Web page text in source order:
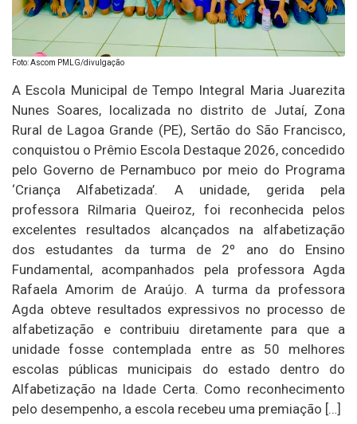
Foto: Ascom PMLG/divulgação
A Escola Municipal de Tempo Integral Maria Juarezita
Nunes Soares, localizada no distrito de Jutaí, Zona
Rural de Lagoa Grande (PE), Sertão do São Francisco,
conquistou o Prêmio Escola Destaque 2026, concedido
pelo Governo de Pernambuco por meio do Programa
‘Criança Alfabetizada’. A unidade, gerida pela
professora Rilmaria Queiroz, foi reconhecida pelos
excelentes resultados alcançados na alfabetização
dos estudantes da turma de 2º ano do Ensino
Fundamental, acompanhados pela professora Agda
Rafaela Amorim de Araújo. A turma da professora
Agda obteve resultados expressivos no processo de
alfabetização e contribuiu diretamente para que a
unidade fosse contemplada entre as 50 melhores
escolas públicas municipais do estado dentro do
Alfabetização na Idade Certa. Como reconhecimento
pelo desempenho, a escola recebeu uma premiação […]